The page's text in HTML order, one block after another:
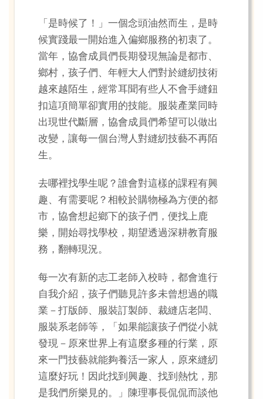
「是時候了！」一個念頭油然而生，是時
候實踐最一開始進入偏鄉服務的初衷了。
當年，協會成員們長期發現無論是都市、
鄉村，孩子們、年輕大人們對於縫紉技術
越來越陌生，經常耳聞有些人不會手縫鈕
扣這項簡單卻實用的技能。服裝產業同時
出現世代斷層，協會成員們希望可以做出
改變，讓每一個台灣人對縫紉技藝不再陌
生。
去哪裡找學生呢？誰會對這樣的課程有興
趣、有需要呢？相較於購物極為方便的都
市，協會想起鄉下的孩子們，便找上鹿
樂，開始尋找學校，期望透過深耕教育服
務，翻轉現況。
每一次有新的志工老師入校時，都會進行
自我介紹，孩子們聽見許多未曾想過的職
業－打版師、服裝訂製師、裁縫店老闆、
服裝系老師等，「如果能讓孩子們從小就
發現－原來世界上有這麼多種的行業，原
來一門技藝就能夠養活一家人，原來縫紉
這麼好玩！因此找到興趣、找到熱忱，那
是我們所樂見的。」陳理事長侃侃而談他